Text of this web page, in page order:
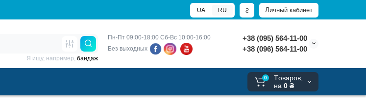
Личный кабинет
₴
UA RU
Пн-Пт 09:00-18:00 Сб-Вс 10:00-16:00
Без выходных
+38 (095) 564-11-00
+38 (096) 564-11-00
Я ищу, например, бандаж
0
Tоваров,
на 0 ₴